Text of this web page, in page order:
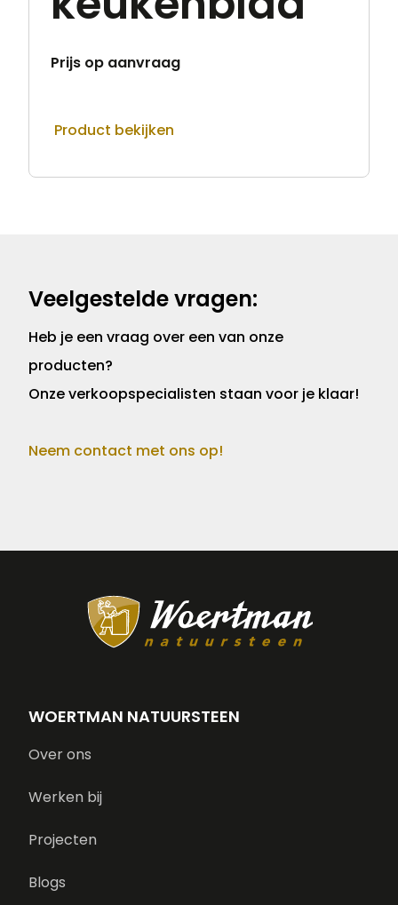
Prijs op aanvraag
Product bekijken
Veelgestelde vragen:
Heb je een vraag over een van onze
producten?
Onze verkoopspecialisten staan voor je klaar!
Neem contact met ons op!
WOERTMAN NATUURSTEEN
Over ons
Werken bij
Projecten
Blogs